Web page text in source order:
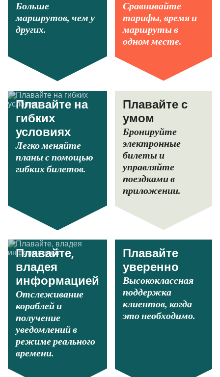
Больше
маршрутов, чем у
других.
Сравнивайте
тарифы, время и
маршруты в
одном месте.
Плавайте на
гибких
условиях
Легко меняйте
планы с помощью
гибких билетов.
Плавайте с
умом
Бронируйте
электронные
билеты и
управляйте
поездками в
приложении.
Плавайте,
владея
информацией
Отслеживание
кораблей и
получение
уведомлений в
режиме реального
времени.
Плавайте
уверенно
Высококлассная
поддержка
клиентов, когда
это необходимо.